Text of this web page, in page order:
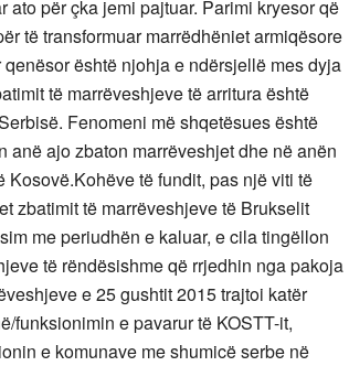
për çka jemi pajtuar. Parimi kryesor që
të transformuar marrëdhëniet armiqësore
është njohja e ndërsjellë mes dyja
të marrëveshjeve të arritura është
Fenomeni më shqetësues është
ajo zbaton marrëveshjet dhe në anën
të fundit, pas një viti të
zbatimit të marrëveshjeve të Brukselit
me periudhën e kaluar, e cila tingëllon
të rëndësishme që rrjedhin nga pakoja
e 25 gushtit 2015 trajtoi katër
funksionimin e pavarur të KOSTT-it,
e komunave me shumicë serbe në